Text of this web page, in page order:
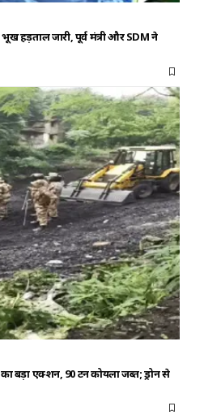
हड़ताल जारी, पूर्व मंत्री और SDM ने
बड़ा एक्शन, 90 टन कोयला जब्त; ड्रोन से